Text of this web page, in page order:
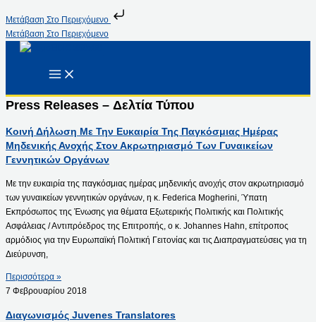
Μετάβαση Στο Περιεχόμενο
Μετάβαση Στο Περιεχόμενο
Press Releases – Δελτία Τύπου
Κοινή Δήλωση Με Την Ευκαιρία Της Παγκόσμιας Ημέρας
Μηδενικής Ανοχής Στον Ακρωτηριασμό Των Γυναικείων
Γεννητικών Οργάνων
Με την ευκαιρία της παγκόσμιας ημέρας μηδενικής ανοχής στον ακρωτηριασμό
των γυναικείων γεννητικών οργάνων, η κ. Federica Mogherini, Ύπατη
Εκπρόσωπος της Ένωσης για θέματα Εξωτερικής Πολιτικής και Πολιτικής
Ασφάλειας / Αντιπρόεδρος της Επιτροπής, ο κ. Johannes Hahn, επίτροπος
αρμόδιος για την Ευρωπαϊκή Πολιτική Γειτονίας και τις Διαπραγματεύσεις για τη
Διεύρυνση,
Περισσότερα »
7 Φεβρουαρίου 2018
Διαγωνισμός Juvenes Translatores